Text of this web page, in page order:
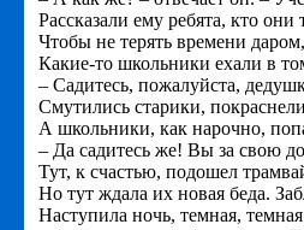
Рассказали ему ребята, кто они
Чтобы не терять времени
Какие-то школьники ехали в
– Садитесь, пожалуйста,
Смутились старики,
А школьники, как нарочно,
– Да садитесь же! Вы за свою
Тут, к счастью, подошел
Но тут ждала их новая беда.
Наступила ночь, темная,